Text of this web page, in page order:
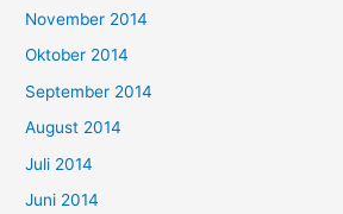
November 2014
Oktober 2014
September 2014
August 2014
Juli 2014
Juni 2014